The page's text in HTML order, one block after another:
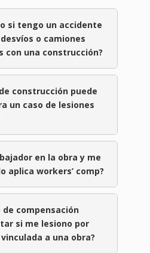
si tengo un accidente
o camiones
con una construcción?
construcción puede
un caso de lesiones
en la obra y me
aplica workers’ comp?
de compensación
si me lesiono por
a una obra?